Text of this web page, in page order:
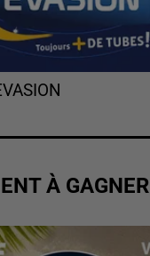
À GAGNER